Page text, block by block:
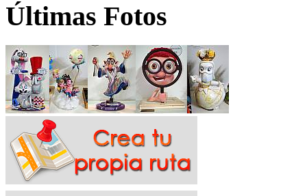
Últimas Fotos